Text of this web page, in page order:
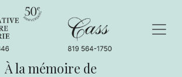
À la mémoire de